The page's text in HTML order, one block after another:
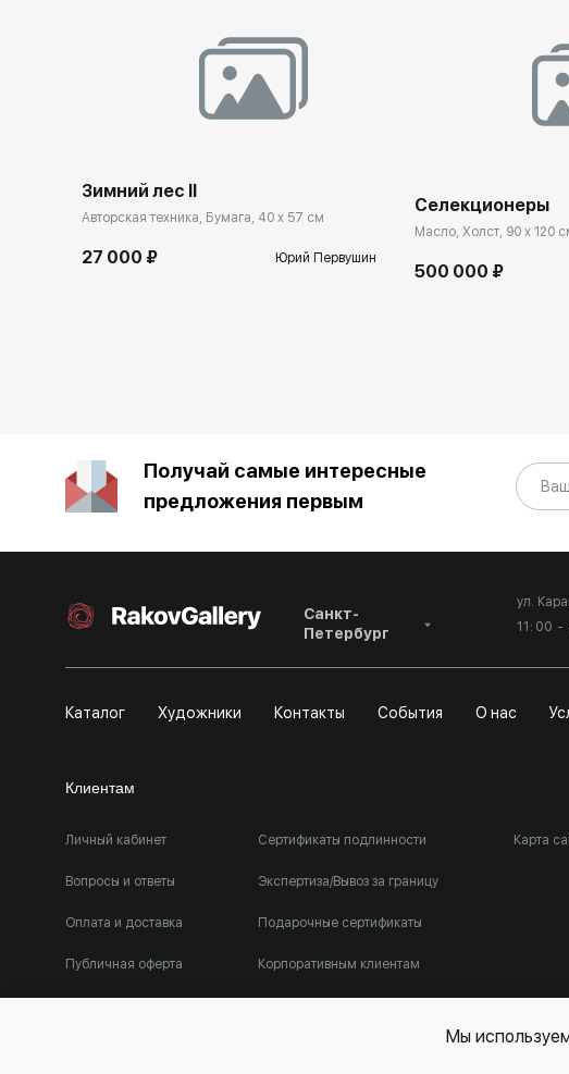
Зимний лес II
Авторская техника, Бумага, 40 x 57 см
27 000 ₽ Юрий Первушин
Селекционеры
Масло, Холст, 90 x 120
500 000 ₽
Получай самые интересные
предложения первым
Санкт-
Петербург
ул.
11:00 -
Каталог Художники Контакты События О нас
Клиентам
Личный кабинет
Вопросы и ответы
Оплата и доставка
Публичная оферта
Сертификаты подлинности
Экспертиза/Вывоз за границу
Подарочные сертификаты
Корпоративным клиентам
Карта
Мы